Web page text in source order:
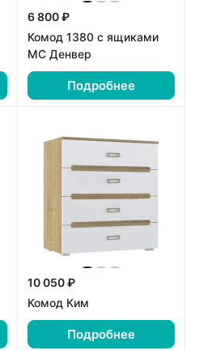
6 800 ₽
Комод 1380 с ящиками
МС Денвер
Подробнее
10 050 ₽
Комод Ким
Подробнее